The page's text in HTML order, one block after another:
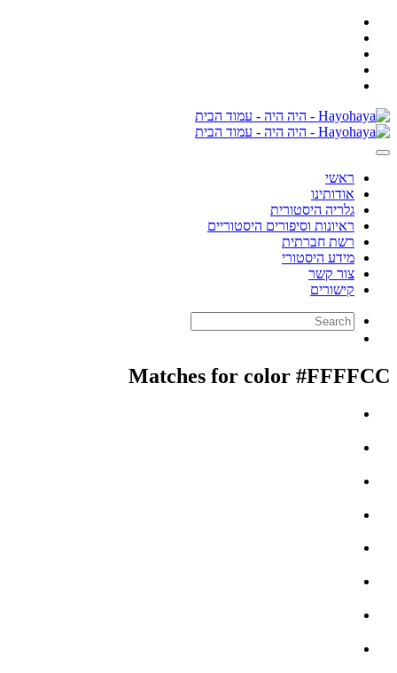
ראשי
אודותינו
גלריה היסטורית
ראיונות וסיפורים היסטוריים
רשת חברתית
מידע היסטורי
צור קשר
קישורים
Matches for color #FFFFCC